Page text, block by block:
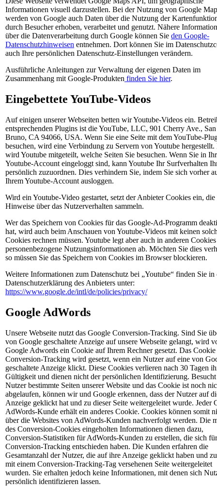
Informationen visuell darzustellen. Bei der Nutzung von Google
werden von Google auch Daten über die Nutzung der
durch Besucher erhoben, verarbeitet und genutzt. Nähere
über die Datenverarbeitung durch Google können Sie den Google-
Datenschutzhinweisen entnehmen. Dort können Sie im
auch Ihre persönlichen Datenschutz-Einstellungen verändern.
Ausführliche Anleitungen zur Verwaltung der eigenen Daten im
Zusammenhang mit Google-Produkten finden Sie hier.
Eingebettete YouTube-Videos
Auf einigen unserer Webseiten betten wir Youtube-Videos ein.
entsprechenden Plugins ist die YouTube, LLC, 901 Cherry Ave., San
Bruno, CA 94066, USA. Wenn Sie eine Seite mit dem YouTube-
besuchen, wird eine Verbindung zu Servern von Youtube hergestellt.
wird Youtube mitgeteilt, welche Seiten Sie besuchen. Wenn Sie in
Youtube-Account eingeloggt sind, kann Youtube Ihr Surfverhalten
persönlich zuzuordnen. Dies verhindern Sie, indem Sie sich vorher
Ihrem Youtube-Account ausloggen.
Wird ein Youtube-Video gestartet, setzt der Anbieter Cookies ein, die
Hinweise über das Nutzerverhalten sammeln.
Wer das Speichern von Cookies für das Google-Ad-Programm
hat, wird auch beim Anschauen von Youtube-Videos mit keinen
Cookies rechnen müssen. Youtube legt aber auch in anderen
personenbezogene Nutzungsinformationen ab. Möchten Sie dies
so müssen Sie das Speichern von Cookies im Browser blockieren.
Weitere Informationen zum Datenschutz bei „Youtube“ finden Sie in
Datenschutzerklärung des Anbieters unter:
https://www.google.de/intl/de/policies/privacy/
Google AdWords
Unsere Webseite nutzt das Google Conversion-Tracking. Sind Sie
von Google geschaltete Anzeige auf unsere Webseite gelangt, wird
Google Adwords ein Cookie auf Ihrem Rechner gesetzt. Das
Conversion-Tracking wird gesetzt, wenn ein Nutzer auf eine von
geschaltete Anzeige klickt. Diese Cookies verlieren nach 30 Tagen
Gültigkeit und dienen nicht der persönlichen Identifizierung.
Nutzer bestimmte Seiten unserer Website und das Cookie ist noch
abgelaufen, können wir und Google erkennen, dass der Nutzer auf
Anzeige geklickt hat und zu dieser Seite weitergeleitet wurde. Jeder
AdWords-Kunde erhält ein anderes Cookie. Cookies können somit
über die Websites von AdWords-Kunden nachverfolgt werden. Die
des Conversion-Cookies eingeholten Informationen dienen dazu,
Conversion-Statistiken für AdWords-Kunden zu erstellen, die sich für
Conversion-Tracking entschieden haben. Die Kunden erfahren die
Gesamtanzahl der Nutzer, die auf ihre Anzeige geklickt haben und
mit einem Conversion-Tracking-Tag versehenen Seite weitergeleitet
wurden. Sie erhalten jedoch keine Informationen, mit denen sich
persönlich identifizieren lassen.